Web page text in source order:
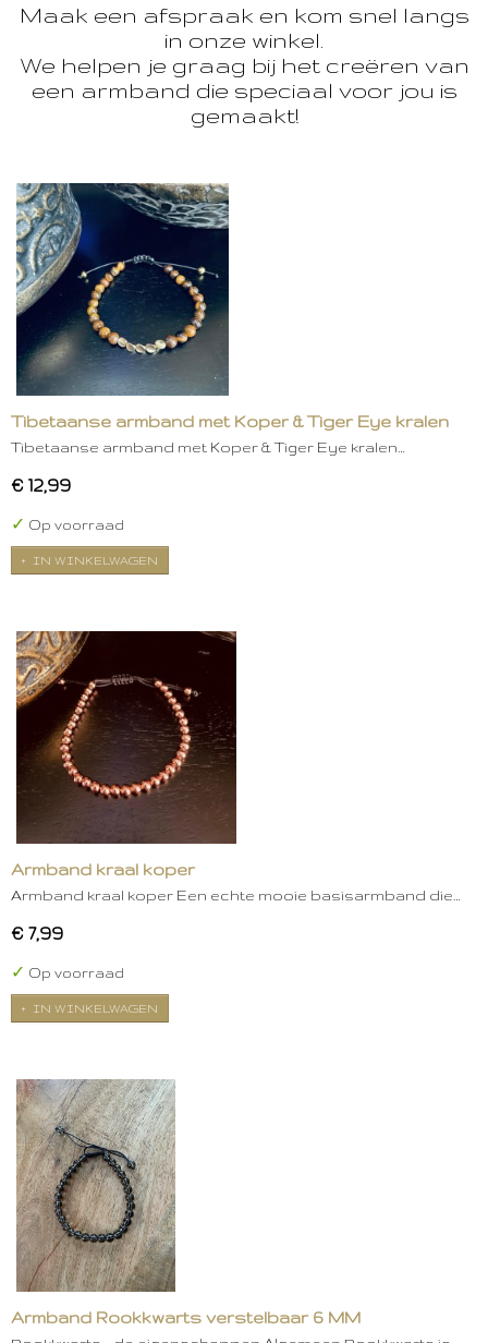
Maak een afspraak en kom snel langs
in onze winkel.
We helpen je graag bij het creëren van
een armband die speciaal voor jou is
gemaakt!
Tibetaanse armband met Koper & Tiger Eye kralen
Tibetaanse armband met Koper & Tiger Eye kralen…
€ 12,99
✓ Op voorraad
IN WINKELWAGEN
Armband kraal koper
Armband kraal koper Een echte mooie basisarmband die…
€ 7,99
✓ Op voorraad
IN WINKELWAGEN
Armband Rookkwarts verstelbaar 6 MM